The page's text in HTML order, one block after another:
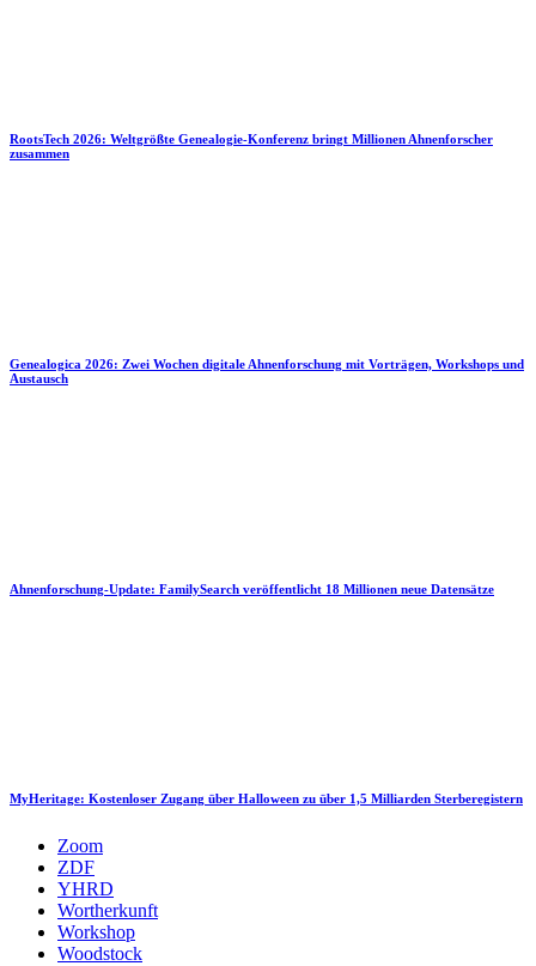
RootsTech 2026: Weltgrößte Genealogie-Konferenz bringt Millionen Ahnenforscher
zusammen
Genealogica 2026: Zwei Wochen digitale Ahnenforschung mit Vorträgen, Workshops und
Austausch
Ahnenforschung-Update: FamilySearch veröffentlicht 18 Millionen neue Datensätze
MyHeritage: Kostenloser Zugang über Halloween zu über 1,5 Milliarden Sterberegistern
Zoom
ZDF
YHRD
Wortherkunft
Workshop
Woodstock